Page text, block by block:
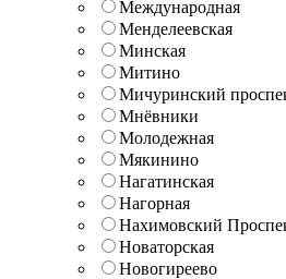
Международная
Менделеевская
Минская
Митино
Мичуринский
Мнёвники
Молодежная
Мякинино
Нагатинская
Нагорная
Нахимовский
Новаторская
Новогиреево